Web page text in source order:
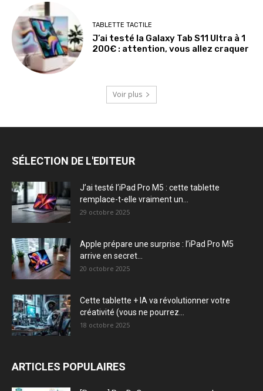
TABLETTE TACTILE
J’ai testé la Galaxy Tab S11 Ultra à 1
200€ : attention, vous allez craquer
Voir plus
SÉLECTION DE L'EDITEUR
J’ai testé l’iPad Pro M5 : cette tablette
remplace-t-elle vraiment un...
29 octobre 2025
Apple prépare une surprise : l’iPad Pro M5
arrive en secret...
20 octobre 2025
Cette tablette + IA va révolutionner votre
créativité (vous ne pourrez...
18 octobre 2025
ARTICLES POPULAIRES